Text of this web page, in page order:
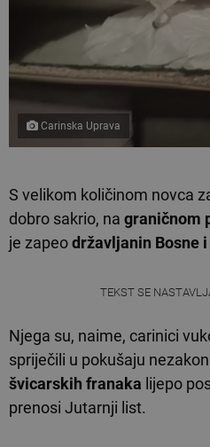
Carinska Uprava
S velikom količinom novca
dobro sakrio, na graničnom
je zapeodržavljanin Bosne
TEKST SE
Njega su, naime, carinici
spriječili u pokušaju
švicarskih franaka lijepo
prenosi Jutarnji list.